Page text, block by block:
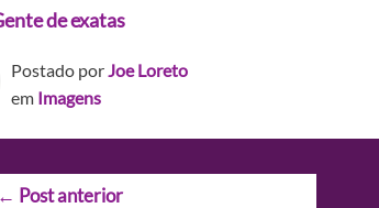
de exatas
Postado porJoe Loreto
em Imagens
← Post anterior